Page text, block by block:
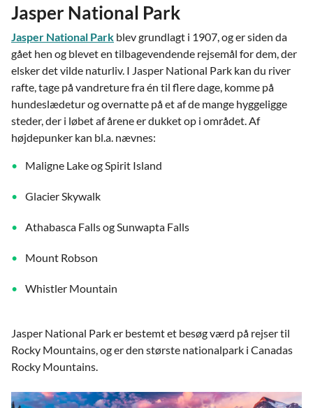
Jasper National Park
Jasper National Park blev grundlagt i 1907, og er siden da
gået hen og blevet en tilbagevendende rejsemål for dem, der
elsker det vilde naturliv. I Jasper National Park kan du river
rafte, tage på vandreture fra én til flere dage, komme på
hundeslædetur og overnatte på et af de mange hyggeligge
steder, der i løbet af årene er dukket op i området. Af
højdepunker kan bl.a. nævnes:
Maligne Lake og Spirit Island
Glacier Skywalk
Athabasca Falls og Sunwapta Falls
Mount Robson
Whistler Mountain
Jasper National Park er bestemt et besøg værd på rejser til
Rocky Mountains, og er den største nationalpark i Canadas
Rocky Mountains.